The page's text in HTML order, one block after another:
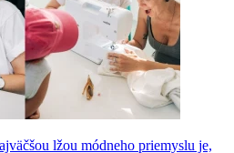
lžou módneho priemyslu je,